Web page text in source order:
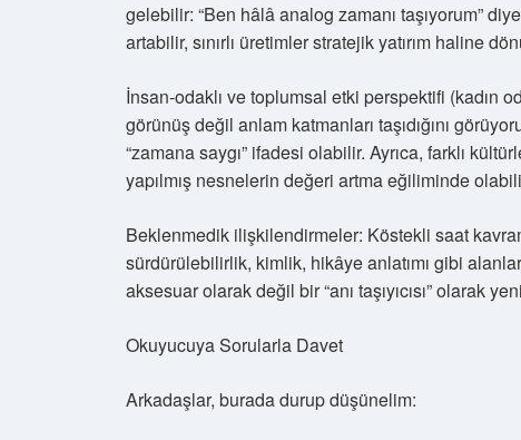
gelebilir: “Ben hâlâ analog zamanı taşıyorum”
artabilir, sınırlı üretimler stratejik yatırım haline
İnsan‑odaklı ve toplumsal etki perspektifi (kadın
görünüş değil anlam katmanları taşıdığını
“zamana saygı” ifadesi olabilir. Ayrıca, farklı
yapılmış nesnelerin değeri artma eğiliminde
Beklenmedik ilişkilendirmeler: Köstekli saat
sürdürülebilirlik, kimlik, hikâye anlatımı gibi
aksesuar olarak değil bir “anı taşıyıcısı” olarak
Okuyucuya Sorularla Davet
Arkadaşlar, burada durup düşünelim: